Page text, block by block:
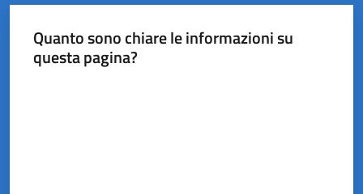
Quanto sono chiare le informazioni su
questa pagina?